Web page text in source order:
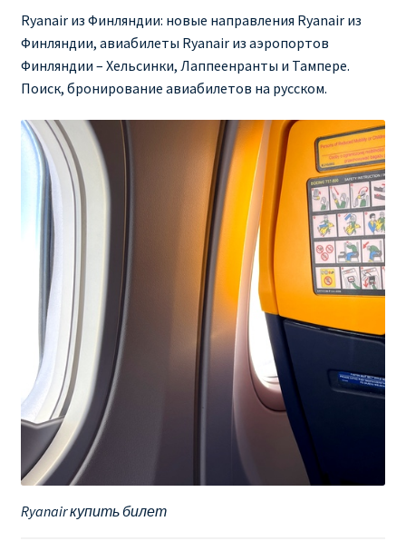
Ryanair из Финляндии: новые направления Ryanair из
Финляндии, авиабилеты Ryanair из аэропортов
Финляндии – Хельсинки, Лаппеенранты и Тампере.
Поиск, бронирование авиабилетов на русском.
Ryanair купить билет